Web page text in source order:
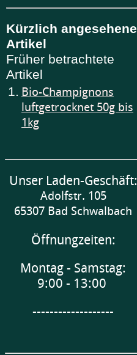
Kürzlich angesehene
Artikel
Früher betrachtete
Artikel
1. Bio-Champignons
luftgetrocknet 50g bis
1kg
Unser Laden-Geschäft:
Adolfstr. 105
65307 Bad Schwalbach
Öffnungzeiten:
Montag - Samstag:
9:00 - 13:00
-------------------